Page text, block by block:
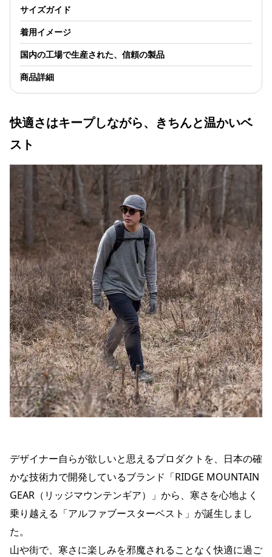
サイズガイド
着用イメージ
国内の工場で生産された、信頼の製品
商品詳細
快適さはキープしながら、きちんと温かいベ
スト
デザイナー自らが欲しいと思えるプロダクトを、日本の確
かな技術力で開発しているブランド「RIDGE MOUNTAIN
GEAR（リッジマウンテンギア）」から、寒さを心地よく
乗り越える「アルファブースターベスト」が誕生しまし
た。
山や街で、寒さに楽しみを邪魔されることなく快適に過ご